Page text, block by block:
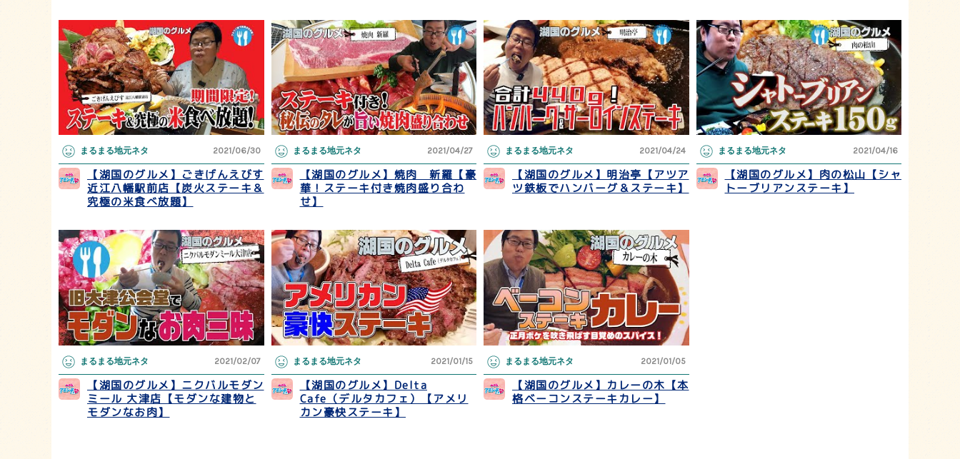
まるまる地元ネタ 2021/06/30
【湖国のグルメ】ごきげんえびす
近江八幡駅前店【炭火ステーキ＆
究極の米食べ放題】
まるまる地元ネタ 2021/04/27
【湖国のグルメ】焼肉 新羅【豪
華！ステーキ付き焼肉盛り合わ
せ】
まるまる地元ネタ 2021/04/24
【湖国のグルメ】明治亭【アツア
ツ鉄板でハンバーグ＆ステーキ】
まるまる地元ネタ 2021/04/16
【湖国のグルメ】肉の松山【シャ
トーブリアンステーキ】
まるまる地元ネタ 2021/02/07
【湖国のグルメ】ニクバルモダン
ミール 大津店【モダンな建物と
モダンなお肉】
まるまる地元ネタ 2021/01/15
【湖国のグルメ】Delta
Cafe（デルタカフェ）【アメリ
カン豪快ステーキ】
まるまる地元ネタ 2021/01/05
【湖国のグルメ】カレーの木【本
格ベーコンステーキカレー】